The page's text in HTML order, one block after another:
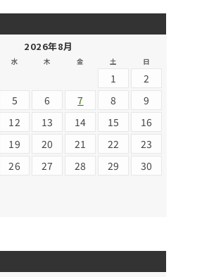
2026年8月
水 木 金 土 日
1
2
5 6 7 8
9
12 13 14 15
16
19 20 21 22
23
26 27 28 29
30